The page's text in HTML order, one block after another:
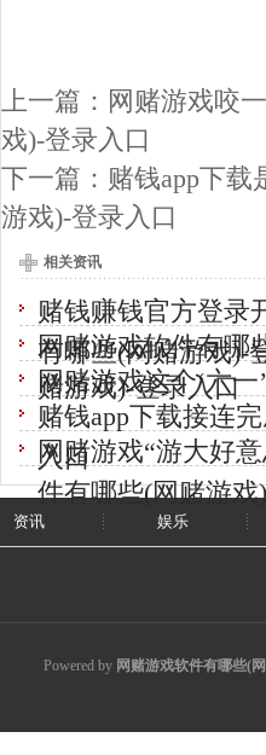
上一篇： 网赌游戏咬
戏)-登录入口
下一篇： 赌钱app下
游戏)-登录入口
相关资讯
赌钱赚钱官方登录
有哪些(网赌游戏)-
网赌游戏软件有哪
赌游戏)-登录入口
网赌游戏这个‘六
赌钱app下载接连
入口
网赌游戏“游大好
件有哪些(网赌游
资讯 娱乐
Powered by 网赌游戏软件有哪些(